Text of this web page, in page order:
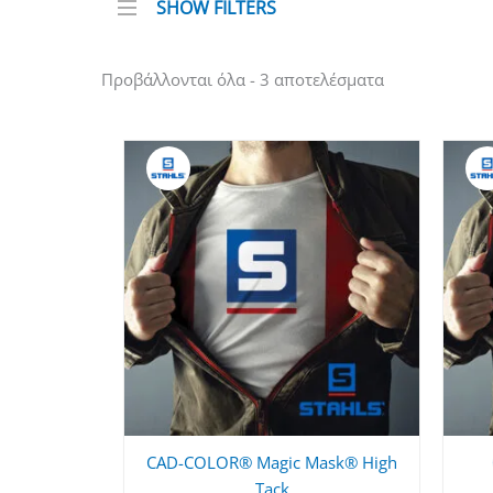
SHOW FILTERS
Προβάλλονται όλα - 3 αποτελέσματα
CAD-COLOR® Magic Mask® High
Tack